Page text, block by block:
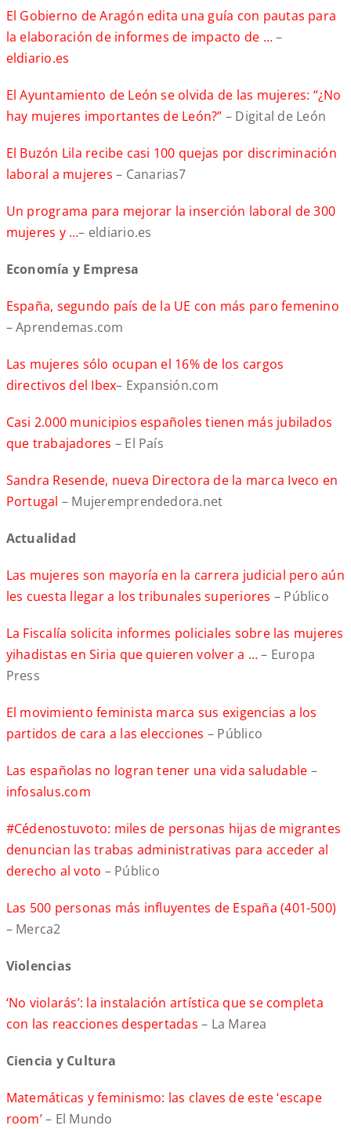
El Gobierno de Aragón edita una guía con pautas para
la elaboración de informes de impacto de …–
eldiario.es
El Ayuntamiento de León se olvida de las mujeres: “¿No
hay mujeres importantes de León?” – Digital de León
El Buzón Lila recibe casi 100 quejas por discriminación
laboral a mujeres– Canarias7
Un programa para mejorar la inserción laboral de 300
mujeres y …– eldiario.es
Economía y Empresa
España, segundo país de la UE con más paro femenino
– Aprendemas.com
Las mujeres sólo ocupan el 16% de los cargos
directivos del Ibex– Expansión.com
Casi 2.000 municipios españoles tienen más jubilados
que trabajadores – El País
Sandra Resende, nueva Directora de la marca Iveco en
Portugal – Mujeremprendedora.net
Actualidad
Las mujeres son mayoría en la carrera judicial pero aún
les cuesta llegar a los tribunales superiores – Público
La Fiscalía solicita informes policiales sobre las mujeres
yihadistas en Siria que quieren volver a …– Europa
Press
El movimiento feminista marca sus exigencias a los
partidos de cara a las elecciones – Público
Las españolas no logran tener una vida saludable –
infosalus.com
#Cédenostuvoto: miles de personas hijas de migrantes
denuncian las trabas administrativas para acceder al
derecho al voto – Público
Las 500 personas más influyentes de España (401-500)
– Merca2
Violencias
‘No violarás’: la instalación artística que se completa
con las reacciones despertadas– La Marea
Ciencia y Cultura
Matemáticas y feminismo: las claves de este ‘escape
room’– El Mundo